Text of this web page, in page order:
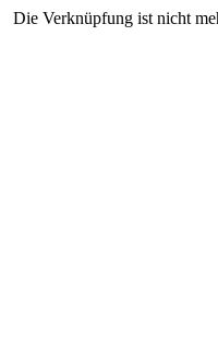
Die Verknüpfung ist nicht